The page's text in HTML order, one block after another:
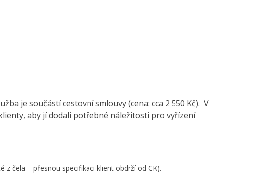
je součástí cestovní smlouvy (cena: cca 2 550 Kč). V
aby jí dodali potřebné náležitosti pro vyřízení
čela – přesnou specifikaci klient obdrží od CK).